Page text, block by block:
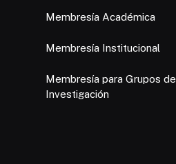
Membresía Académica
Membresía Institucional
Membresía para Grupos de
Investigación